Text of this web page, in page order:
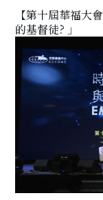
【第十屆華福大
的基督徒? 」